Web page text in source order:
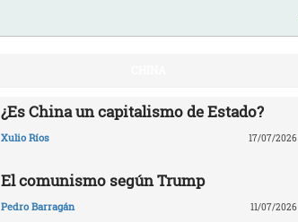
¿Es China un capitalismo de Estado?
Xulio Ríos 17/07/2026
El comunismo según Trump
Pedro Barragán 11/07/2026